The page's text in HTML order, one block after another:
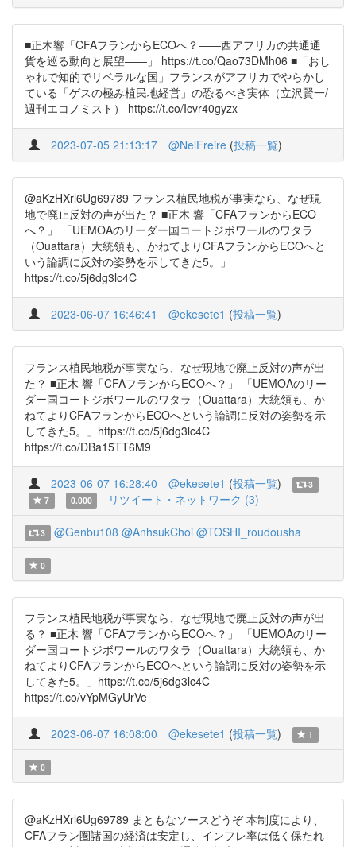
■正木響「CFAフランからECOへ？――西アフリカの共通通
貨を巡る動向と展望――」 https://t.co/Qao73DMh06 ■「おし
ゃれで知的でリベラルな国」フランスがアフリカでやらかし
ている「ゲスの極み植民地経営」の恐るべき実体（立沢賢一/
週刊エコノミスト） https://t.co/Icvr40gyzx
2023-07-05 21:13:17 @NelFreire (投稿一覧)
@aKzHXrl6Ug69789 フランス植民地税が事実なら、なぜ現
地で廃止反対の声が出た？ ■正木 響「CFAフランからECO
へ？」 「UEMOAのリーダー国コートジボワールのワタラ
（Ouattara）大統領も、かねてよりCFAフランからECOへと
いう論調に反対の姿勢を示してきた5。」
https://t.co/5j6dg3lc4C
2023-06-07 16:46:41 @ekesete1 (投稿一覧)
フランス植民地税が事実なら、なぜ現地で廃止反対の声が出
た？ ■正木 響「CFAフランからECOへ？」 「UEMOAのリー
ダー国コートジボワールのワタラ（Ouattara）大統領も、か
ねてよりCFAフランからECOへという論調に反対の姿勢を示
してきた5。」https://t.co/5j6dg3lc4C
https://t.co/DBa15TT6M9
2023-06-07 16:28:40 @ekesete1 (投稿一覧)
3
7
0.000 リツイート・ネットワーク (3)
3 @Genbu108 @AnhsukChoi @TOSHI_roudousha
0
フランス植民地税が事実なら、なぜ現地で廃止反対の声が出
る？ ■正木 響「CFAフランからECOへ？」 「UEMOAのリー
ダー国コートジボワールのワタラ（Ouattara）大統領も、か
ねてよりCFAフランからECOへという論調に反対の姿勢を示
してきた5。」https://t.co/5j6dg3lc4C
https://t.co/vYpMGyUrVe
2023-06-07 16:08:00 @ekesete1 (投稿一覧) 1
0
@aKzHXrl6Ug69789 まともなソースどうぞ 本制度により、
CFAフラン圏諸国の経済は安定し、インフレ率は低く保たれ